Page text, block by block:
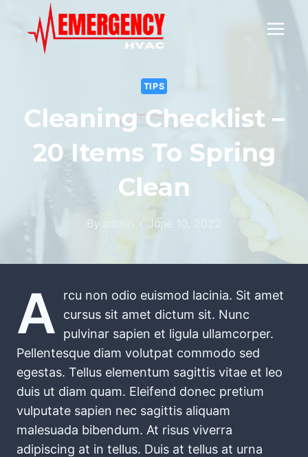
content
TIPS
Cleaning Checklist –
20 Items To Spring
Clean
By admin June 10, 2022
A
rcu non odio euismod lacinia. Sit amet
cursus sit amet dictum sit. Nunc
pulvinar sapien et ligula ullamcorper.
Pellentesque diam volutpat commodo sed
egestas. Tellus elementum sagittis vitae et leo
duis ut diam quam. Eleifend donec pretium
vulputate sapien nec sagittis aliquam
malesuada bibendum. At risus viverra
adipiscing at in tellus. Duis at tellus at urna